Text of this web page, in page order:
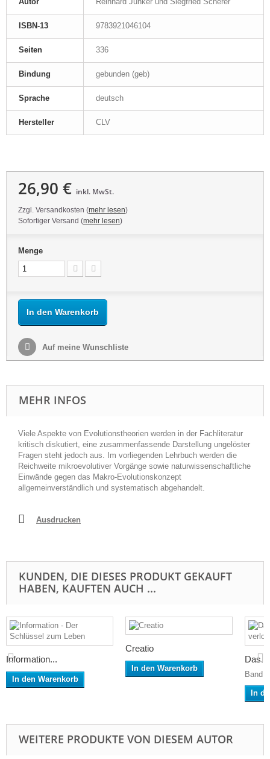
ISBN-13 9783921046104
Seiten 336
Bindung gebunden (geb)
Sprache deutsch
Hersteller CLV
26,90 € inkl. MwSt.
Zzgl. Versandkosten (mehr lesen)
Sofortiger Versand (mehr lesen)
Menge
In den Warenkorb
Auf meine Wunschliste
MEHR INFOS
Viele Aspekte von Evolutionstheorien werden in der Fachliteratur
kritisch diskutiert, eine zusammenfassende Darstellung ungelöster
Fragen steht jedoch aus. Im vorliegenden Lehrbuch werden die
Reichweite mikroevolutiver Vorgänge sowie naturwissenschaftliche
Einwände gegen das Makro-Evolutionskonzept
allgemeinverständlich und systematisch abgehandelt.
Ausdrucken
KUNDEN, DIE DIESES PRODUKT GEKAUFT
HABEN, KAUFTEN AUCH ...
Information...
In den Warenkorb
Creatio
In den Warenkorb
Das...
Band
In
WEITERE PRODUKTE VON DIESEM AUTOR